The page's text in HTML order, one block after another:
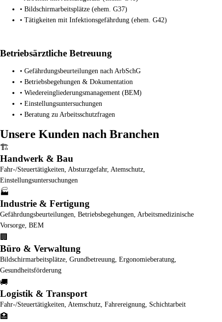
• Bildschirmarbeitsplätze (ehem. G37)
• Tätigkeiten mit Infektionsgefährdung (ehem. G42)
Betriebsärztliche Betreuung
• Gefährdungsbeurteilungen nach ArbSchG
• Betriebsbegehungen & Dokumentation
• Wiedereingliederungsmanagement (BEM)
• Einstellungsuntersuchungen
• Beratung zu Arbeitsschutzfragen
Unsere Kunden nach Branchen
🏗️
Handwerk & Bau
Fahr-/Steuertätigkeiten, Absturzgefahr, Atemschutz,
Einstellungsuntersuchungen
🏭
Industrie & Fertigung
Gefährdungsbeurteilungen, Betriebsbegehungen, Arbeitsmedizinische
Vorsorge, BEM
🏢
Büro & Verwaltung
Bildschirmarbeitsplätze, Grundbetreuung, Ergonomieberatung,
Gesundheitsförderung
🚚
Logistik & Transport
Fahr-/Steuertätigkeiten, Atemschutz, Fahrereignung, Schichtarbeit
🏥